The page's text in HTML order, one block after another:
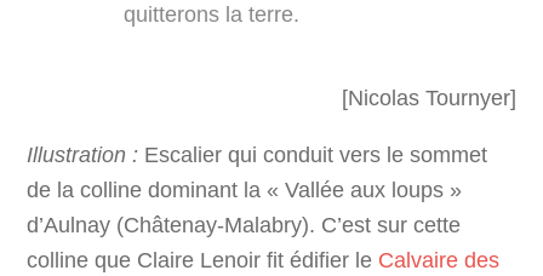
quitterons la terre.
[Nicolas Tournyer]
Illustration : Escalier qui conduit vers le sommet
de la colline dominant la « Vallée aux loups »
d’Aulnay (Châtenay-Malabry). C’est sur cette
colline que Claire Lenoir fit édifier le Calvaire des